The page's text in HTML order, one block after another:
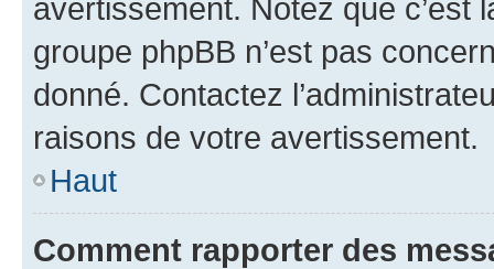
avertissement. Notez que c’est
groupe phpBB n’est pas
donné. Contactez
raisons de votre avertissement.
Haut
Comment rapporter des